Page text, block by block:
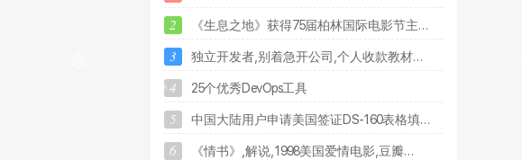
2 《生息之地》 获得75届柏林国 际电影节主...
3 独立开发者 别着急开公司 个 人收款教材...
4 25个优秀DevOps工具
5 中 国大陆用 户申请美国签证DS-160表格填...
6 《情书》 解说 1998美国爱情电影 豆瓣...